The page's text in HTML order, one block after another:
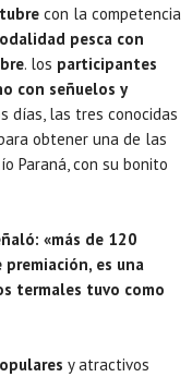
con la competencia
pesca con
. los participantes
con señuelos y
días, las tres conocidas
obtener una de las
Paraná, con su bonito
«más de 120
es una
termales tuvo como
y atractivos